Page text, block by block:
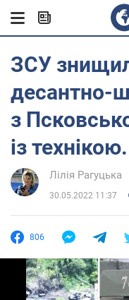
ЗСУ
десантно-
з
із
Лілія Рагуцька
30.05.2022 11:37
806